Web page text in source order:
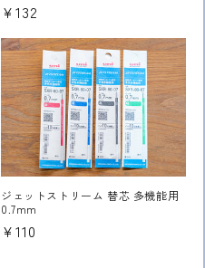
通
常
価
格
¥132
ジェットストリーム 替芯 多機能用
0.7mm
通
¥110